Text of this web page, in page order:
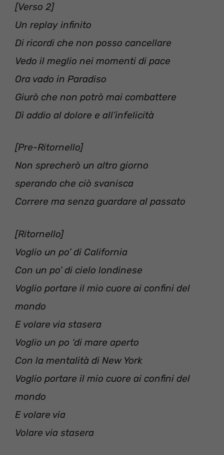
[Verso 2]
Un replay infinito
Di ricordi che non posso cancellare
Vedo il meglio nei momenti di pace
Ora vado in Paradiso
Giurò che non potrò mai combattere
Dì addio al dolore e all’infelicità
[Pre-Ritornello]
Non sprecherò un altro giorno
sperando che ciò svanisca
Correre ma senza guardare al passato
[Ritornello]
Voglio un po’ di California
Con un po’ di cielo londinese
Voglio portare il mio cuore ai confini del
mondo
E volare via stasera
Voglio un po ‘di mare aperto
Con la mentalità di New York
Voglio portare il mio cuore ai confini del
mondo
E volare via
Volare via stasera